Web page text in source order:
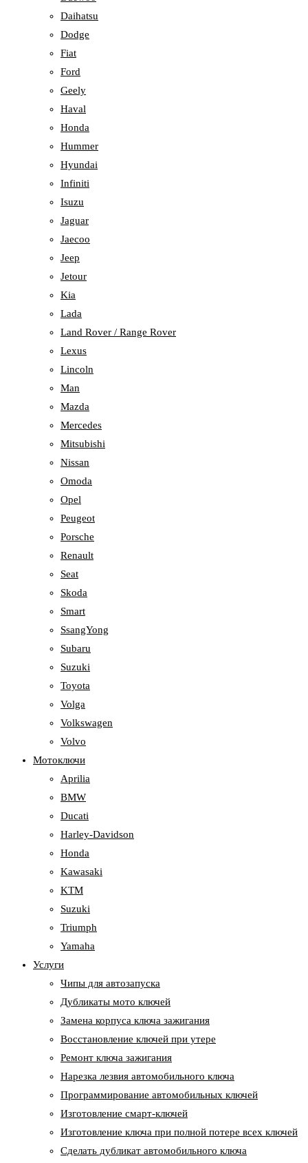
Daihatsu
Dodge
Fiat
Ford
Geely
Haval
Honda
Hummer
Hyundai
Infiniti
Isuzu
Jaguar
Jaecoo
Jeep
Jetour
Kia
Lada
Land Rover / Range Rover
Lexus
Lincoln
Man
Mazda
Mercedes
Mitsubishi
Nissan
Omoda
Opel
Peugeot
Porsche
Renault
Seat
Skoda
Smart
SsangYong
Subaru
Suzuki
Toyota
Volga
Volkswagen
Volvo
Мотоключи
Aprilia
BMW
Ducati
Harley-Davidson
Honda
Kawasaki
KTM
Suzuki
Triumph
Yamaha
Услуги
Чипы для автозапуска
Дубликаты мото ключей
Замена корпуса ключа зажигания
Восстановление ключей при утере
Ремонт ключа зажигания
Нарезка лезвия автомобильного ключа
Программирование автомобильных ключей
Изготовление смарт-ключей
Изготовление ключа при полной потере всех ключей
Cделать дубликат автомобильного ключа